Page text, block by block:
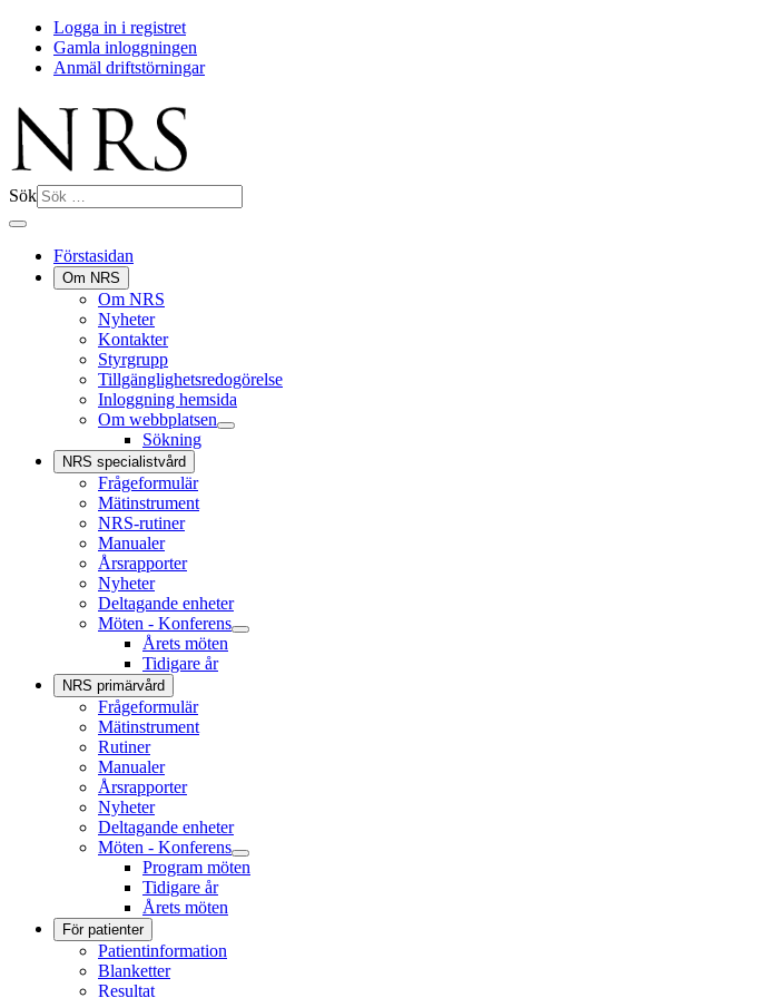
Logga in i registret
Gamla inloggningen
Anmäl driftstörningar
Sök
Förstasidan
Om NRS
Om NRS
Nyheter
Kontakter
Styrgrupp
Tillgänglighetsredogörelse
Inloggning hemsida
Om webbplatsen
Sökning
NRS specialistvård
Frågeformulär
Mätinstrument
NRS-rutiner
Manualer
Årsrapporter
Nyheter
Deltagande enheter
Möten - Konferens
Årets möten
Tidigare år
NRS primärvård
Frågeformulär
Mätinstrument
Rutiner
Manualer
Årsrapporter
Nyheter
Deltagande enheter
Möten - Konferens
Program möten
Tidigare år
Årets möten
För patienter
Patientinformation
Blanketter
Resultat